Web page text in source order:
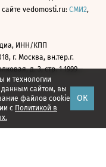
и технологии
данным сайтом, вы
файлов cookie
с Политикой в
ОК
vedomosti.ru: СМИ2,
ИНН/КПП
г. Москва, вн.тер.г.
д. 3, стр. 1 1999—